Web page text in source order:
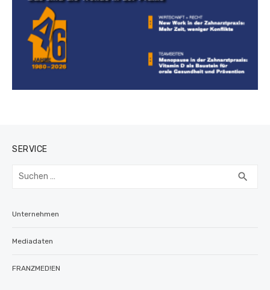
SERVICE
Suchen
search
Unternehmen
Mediadaten
FRANZMED!EN